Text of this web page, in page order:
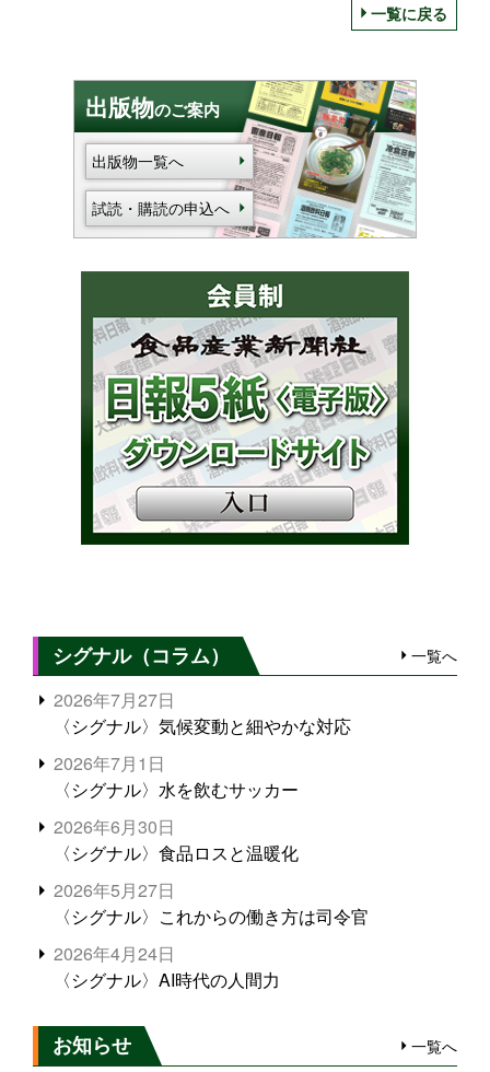
一覧に戻る
出版物のご案内
出版物一覧へ
試読・購読の申込へ
シグナル（コラム） 一覧へ
2026年7月27日
〈シグナル〉気候変動と細やかな対応
2026年7月1日
〈シグナル〉水を飲むサッカー
2026年6月30日
〈シグナル〉食品ロスと温暖化
2026年5月27日
〈シグナル〉これからの働き方は司令官
2026年4月24日
〈シグナル〉AI時代の人間力
お知らせ 一覧へ